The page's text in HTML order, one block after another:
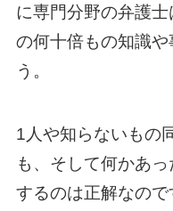
に専門分野の弁護
の何十倍もの知識
う。
1人や知らないもの
も、そして何かあ
するのは正解なの